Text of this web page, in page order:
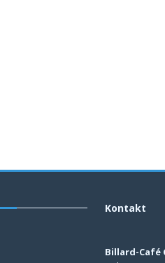
Kontakt
Billard-Café